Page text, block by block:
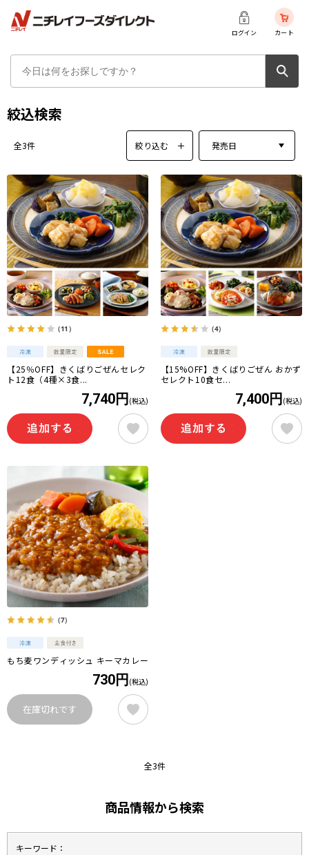
ログイン カート
絞込検索
絞り込む 発売日
全3件
（11）
【25％OFF】きくばりごぜんセレク
ト12食（4種×3食...
7,740円 (税込)
（4）
【15%OFF】きくばりごぜん おかず
セレクト10食セ...
7,400円 (税込)
（7）
もち麦ワンディッシュ キーマカレー
730円 (税込)
在庫切れです
全3件
商品情報から検索
キーワード：